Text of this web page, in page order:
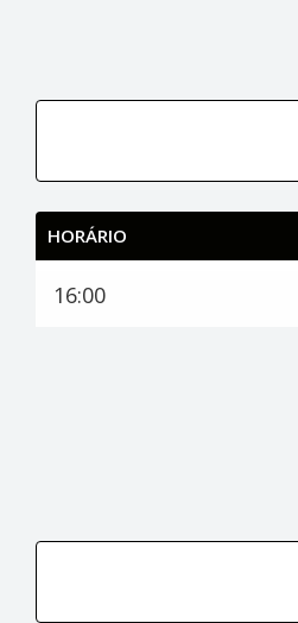
HORÁRIO
16:00